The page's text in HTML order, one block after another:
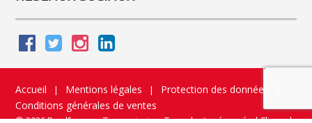
Accueil | Mentions légales | Protection des données
Conditions générales de ventes
© 2026 Prud’homme Transmission. Tous droits réservés|Flippad